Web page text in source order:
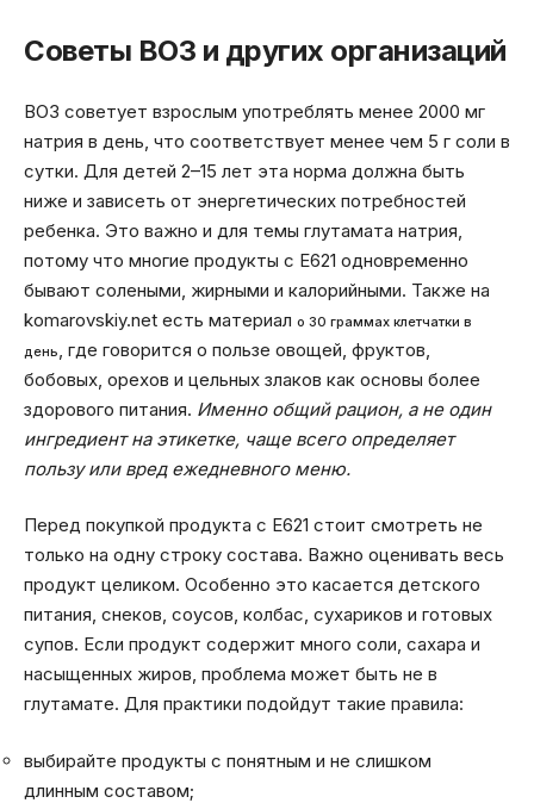
Советы ВОЗ и других организаций
ВОЗ советует взрослым употреблять менее 2000 мг
натрия в день, что соответствует менее чем 5 г соли в
сутки. Для детей 2–15 лет эта норма должна быть
ниже и зависеть от энергетических потребностей
ребенка. Это важно и для темы глутамата натрия,
потому что многие продукты с E621 одновременно
бывают солеными, жирными и калорийными. Также на
komarovskiy.net есть материал о 30 граммах клетчатки в
день
, где говорится о пользе овощей, фруктов,
бобовых, орехов и цельных злаков как основы более
здорового питания. Именно общий рацион, а не один
ингредиент на этикетке, чаще всего определяет
пользу или вред ежедневного меню.
Перед покупкой продукта с E621 стоит смотреть не
только на одну строку состава. Важно оценивать весь
продукт целиком. Особенно это касается детского
питания, снеков, соусов, колбас, сухариков и готовых
супов. Если продукт содержит много соли, сахара и
насыщенных жиров, проблема может быть не в
глутамате. Для практики подойдут такие правила:
выбирайте продукты с понятным и не слишком
длинным составом;